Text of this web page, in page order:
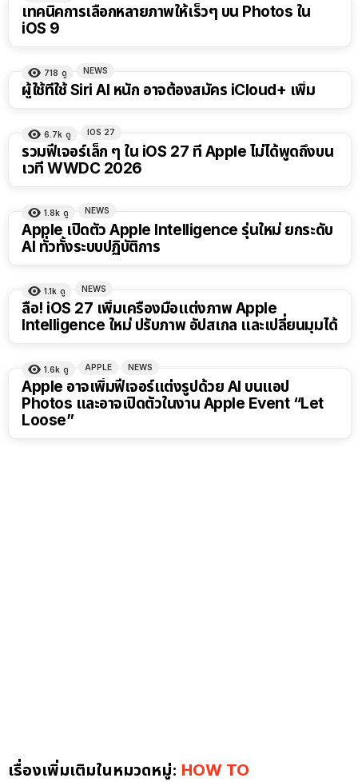
เทคนิคการเลือกหลายภาพให้เร็วๆ บน Photos ใน
iOS 9
718 ดู NEWS
ผู้ใช้ที่ใช้ Siri AI หนัก อาจต้องสมัคร iCloud+ เพิ่ม
6.7k ดู IOS 27
รวมฟีเจอร์เล็ก ๆ ใน iOS 27 ที่ Apple ไม่ได้พูดถึงบน
เวที WWDC 2026
1.8k ดู NEWS
Apple เปิดตัว Apple Intelligence รุ่นใหม่ ยกระดับ
AI ทั่วทั้งระบบปฏิบัติการ
1.1k ดู NEWS
ลือ! iOS 27 เพิ่มเครื่องมือแต่งภาพ Apple
Intelligence ใหม่ ปรับภาพ อัปสเกล และเปลี่ยนมุมได้
1.6k ดู APPLE NEWS
Apple อาจเพิ่มฟีเจอร์แต่งรูปด้วย AI บนแอป
Photos และอาจเปิดตัวในงาน Apple Event “Let
Loose”
เรื่องเพิ่มเติมในหมวดหมู่: HOW TO